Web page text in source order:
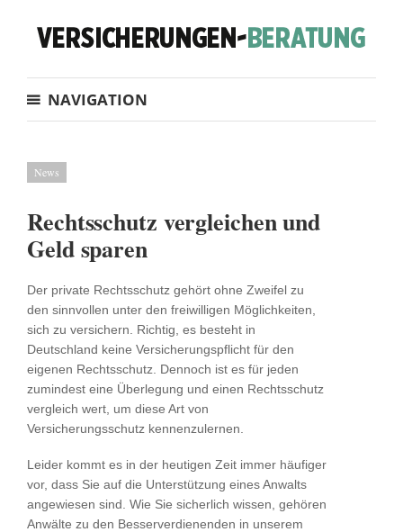
NAVIGATION
News
Rechtsschutz vergleichen und
Geld sparen
Der private Rechtsschutz gehört ohne Zweifel zu
den sinnvollen unter den freiwilligen Möglichkeiten,
sich zu versichern. Richtig, es besteht in
Deutschland keine Versicherungspflicht für den
eigenen Rechtsschutz. Dennoch ist es für jeden
zumindest eine Überlegung und einen Rechtsschutz
vergleich wert, um diese Art von
Versicherungsschutz kennenzulernen.
Leider kommt es in der heutigen Zeit immer häufiger
vor, dass Sie auf die Unterstützung eines Anwalts
angewiesen sind. Wie Sie sicherlich wissen, gehören
Anwälte zu den Besserverdienenden in unserem